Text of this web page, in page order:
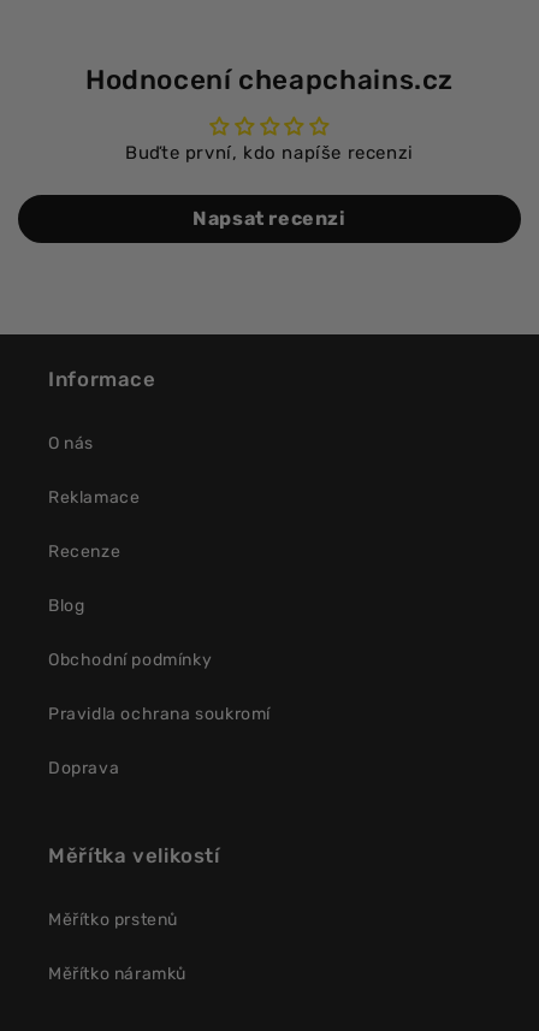
Hodnocení cheapchains.cz
Buďte první, kdo napíše recenzi
Napsat recenzi
Informace
O nás
Reklamace
Recenze
Blog
Obchodní podmínky
Pravidla ochrana soukromí
Doprava
Měřítka velikostí
Měřítko prstenů
Měřítko náramků